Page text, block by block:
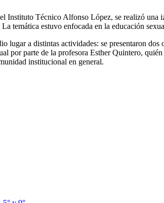
Instituto Técnico Alfonso López, se realizó una
temática estuvo enfocada en la educación
lugar a distintas actividades: se presentaron
por parte de la profesora Esther Quintero,
institucional en general.